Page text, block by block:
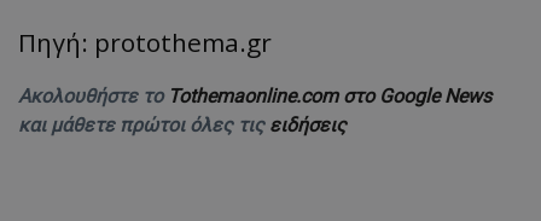
Πηγή: protothema.gr
Ακολουθήστε το Tothemaonline.com στο Google News
και μάθετε πρώτοι όλες τις ειδήσεις